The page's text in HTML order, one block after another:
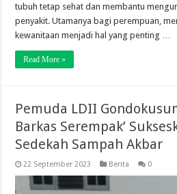
tubuh tetap sehat dan membantu
penyakit. Utamanya bagi perempuan,
kewanitaan menjadi hal yang penting …
Read More »
Pemuda LDII
Barkas Serempak’
Sedekah Sampah Akbar
22 September 2023 Berita 0